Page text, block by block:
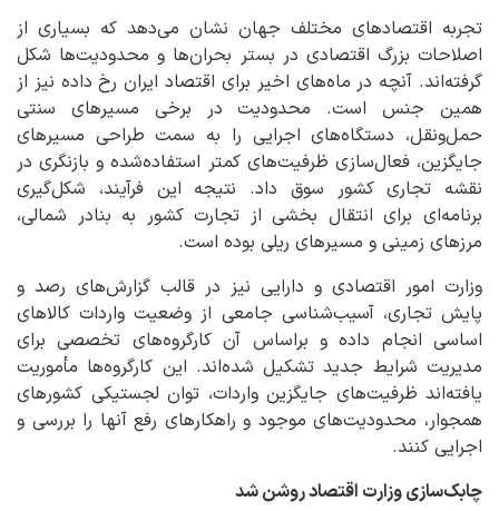
تجربه اقتصادهای مختلف جهان نشان می‌دهد که بسیاری از
اصلاحات بزرگ اقتصادی در بستر بحران‌ها و محدودیت‌ها شکل
گرفته‌اند. آنچه در ماه‌های اخیر برای اقتصاد ایران رخ داده نیز از
همین جنس است. محدودیت در برخی مسیرهای سنتی
حمل‌ونقل، دستگاه‌های اجرایی را به سمت طراحی مسیرهای
جایگزین، فعال‌سازی ظرفیت‌های کمتر استفاده‌شده و بازنگری در
نقشه تجاری کشور سوق داد. نتیجه این فرآیند، شکل‌گیری
برنامه‌ای برای انتقال بخشی از تجارت کشور به بنادر شمالی،
مرزهای زمینی و مسیرهای ریلی بوده است.
وزارت امور اقتصادی و دارایی نیز در قالب گزارش‌های رصد و
پایش تجاری، آسیب‌شناسی جامعی از وضعیت واردات کالاهای
اساسی انجام داده و براساس آن کارگروه‌های تخصصی برای
مدیریت شرایط جدید تشکیل شده‌اند. این کارگروه‌ها مأموریت
یافته‌اند ظرفیت‌های جایگزین واردات، توان لجستیکی کشورهای
همجوار، محدودیت‌های موجود و راهکارهای رفع آنها را بررسی و
اجرایی کنند.
چابک‌سازی وزارت اقتصاد روشن شد